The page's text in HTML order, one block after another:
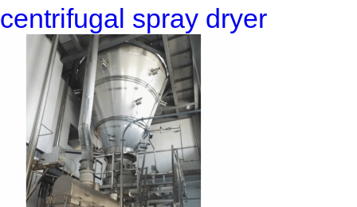
centrifugal spray dryer